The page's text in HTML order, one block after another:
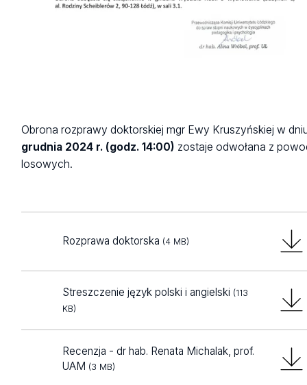
Obrona rozprawy doktorskiej mgr Ewy Kruszyńskiej w
grudnia 2024 r. (godz. 14:00) zostaje odwołana z
losowych.
Rozprawa doktorska (4 MB)
Streszczenie język polski i angielski (113
KB)
Recenzja - dr hab. Renata Michalak, prof.
UAM (3 MB)